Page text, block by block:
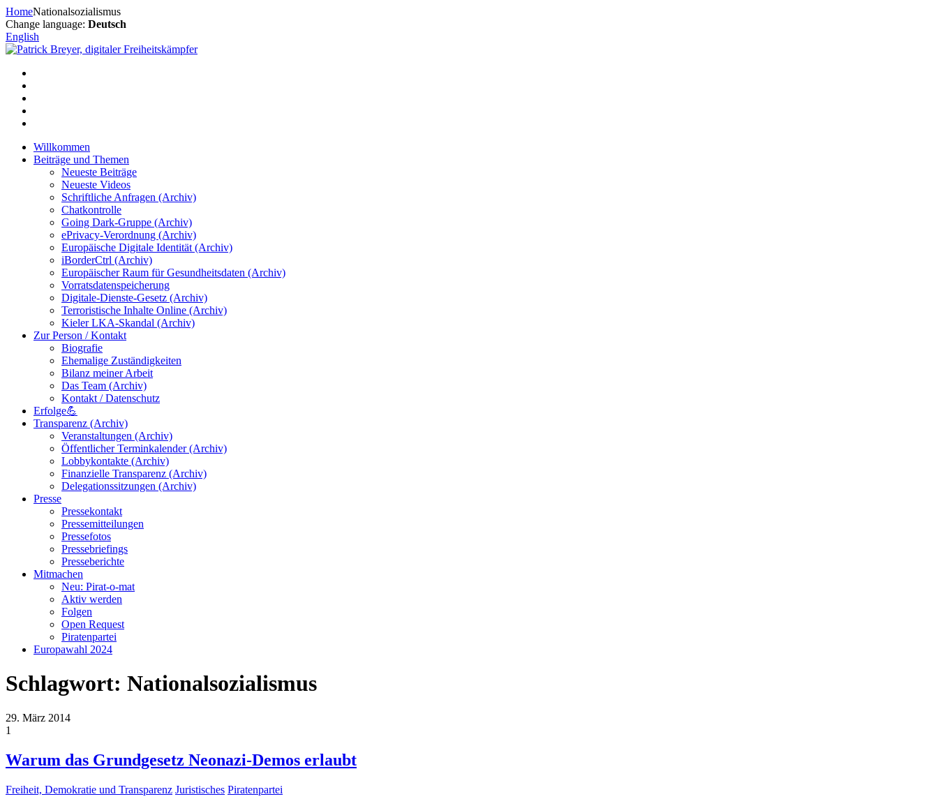
Zum
Inhalt
springen
HomeNationalsozialismus
Change language: Deutsch
English
Willkommen
Beiträge und Themen
Neueste Beiträge
Neueste Videos
Schriftliche Anfragen (Archiv)
Chatkontrolle
Going Dark-Gruppe (Archiv)
ePrivacy-Verordnung (Archiv)
Europäische Digitale Identität (Archiv)
iBorderCtrl (Archiv)
Europäischer Raum für Gesundheitsdaten (Archiv)
Vorratsdatenspeicherung
Digitale-Dienste-Gesetz (Archiv)
Terroristische Inhalte Online (Archiv)
Kieler LKA-Skandal (Archiv)
Zur Person / Kontakt
Biografie
Ehemalige Zuständigkeiten
Bilanz meiner Arbeit
Das Team (Archiv)
Kontakt / Datenschutz
Erfolge💪
Transparenz (Archiv)
Veranstaltungen (Archiv)
Öffentlicher Terminkalender (Archiv)
Lobbykontakte (Archiv)
Finanzielle Transparenz (Archiv)
Delegationssitzungen (Archiv)
Presse
Pressekontakt
Pressemitteilungen
Pressefotos
Pressebriefings
Presseberichte
Mitmachen
Neu: Pirat-o-mat
Aktiv werden
Folgen
Open Request
Piratenpartei
Europawahl 2024
Schlagwort: Nationalsozialismus
29. März 2014
1
Warum das Grundgesetz Neonazi-Demos erlaubt
Freiheit, Demokratie und Transparenz Juristisches Piratenpartei